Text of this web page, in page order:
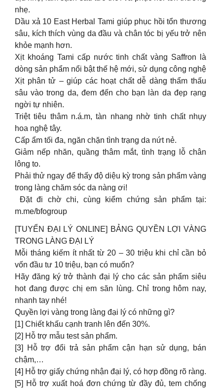
nhẹ.
Dầu xả 10 East Herbal Tami giúp phục hồi tổn thương
sâu, kích thích vùng da đầu và chân tóc bị yếu trở nên
khỏe mạnh hơn.
Xịt khoáng Tami cấp nước tinh chất vàng Saffron là
dòng sản phẩm nổi bật thế hệ mới, sử dụng công nghệ
Xịt phân tử – giúp các hoạt chất dễ dàng thẩm thấu
sâu vào trong da, đem đến cho bạn làn da đẹp rạng
ngời tự nhiên.
Triệt tiêu thâm n.á.m, tàn nhang nhờ tinh chất nhụy
hoa nghệ tây.
Cấp ẩm tối đa, ngăn chặn tình trạng da nứt nẻ.
Giảm nếp nhăn, quầng thâm mắt, tình trạng lỗ chân
lông to.
Phải thử ngay để thấy độ diệu kỳ trong sản phẩm vàng
trong làng chăm sóc da nàng ơi!
️ Đặt đi chờ chi, cùng kiểm chứng sản phẩm tại:
m.me/bfogroup
[TUYỂN ĐẠI LÝ ONLINE] BẢNG QUYỀN LỢI VÀNG
TRONG LÀNG ĐẠI LÝ
Mỗi tháng kiếm ít nhất từ 20 – 30 triệu khi chỉ cần bỏ
vốn đầu tư 10 triệu, bạn có muốn?
Hãy đăng ký trở thành đại lý cho các sản phẩm siêu
hot đang được chị em săn lùng. Chỉ trong hôm nay,
nhanh tay nhé!
Quyền lợi vàng trong làng đại lý có những gì?
[1] Chiết khấu cạnh tranh lên đến 30%.
[2] Hỗ trợ mẫu test sản phẩm.
[3] Hỗ trợ đổi trả sản phẩm cận hạn sử dụng, bán
chậm,…
[4] Hỗ trợ giấy chứng nhận đại lý, có hợp đồng rõ ràng.
[5] Hỗ trợ xuất hoá đơn chứng từ đầy đủ, tem chống